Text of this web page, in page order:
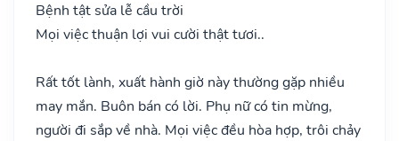
Bệnh tật sửa lễ cầu trời
Mọi việc thuận lợi vui cười thật tươi..
Rất tốt lành, xuất hành giờ này thường gặp nhiều
may mắn. Buôn bán có lời. Phụ nữ có tin mừng,
người đi sắp về nhà. Mọi việc đều hòa hợp, trôi chảy